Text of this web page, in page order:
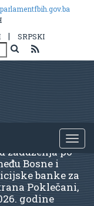
| SRPSKI
zaduženja po
Bosne i
banke za
Poklečani,
godine